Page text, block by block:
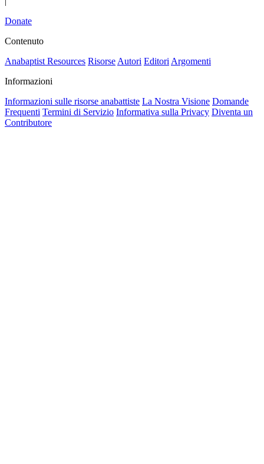
Donate
Contenuto
Anabaptist Resources Risorse Autori Editori Argomenti
Informazioni
Informazioni sulle risorse anabattiste La Nostra Visione Domande
Frequenti Termini di Servizio Informativa sulla Privacy Diventa un
Contributore